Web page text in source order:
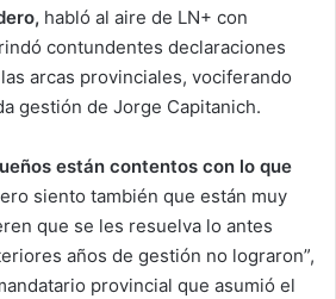
habló al aire de LN+ con
contundentes declaraciones
arcas provinciales, vociferando
gestión de Jorge Capitanich.
están contentos con lo que
siento también que están muy
que se les resuelva lo antes
años de gestión no lograron”,
provincial que asumió el